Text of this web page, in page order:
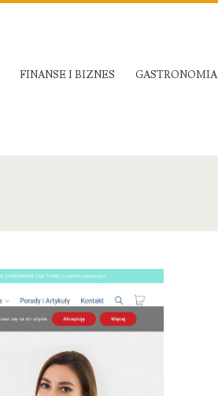
FINANSE I BIZNES GASTRONOMIA